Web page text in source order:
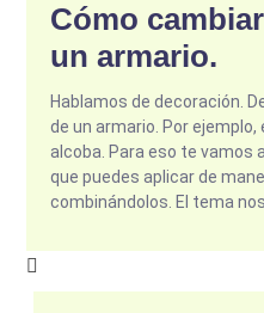
Cómo
un armario.
Hablamos de decoración.
de un armario. Por
alcoba. Para eso te vamos
que puedes aplicar de
combinándolos. El tema